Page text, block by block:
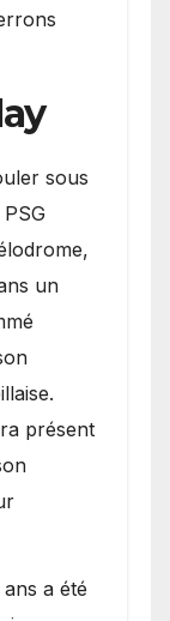
sous
un
présent
a été